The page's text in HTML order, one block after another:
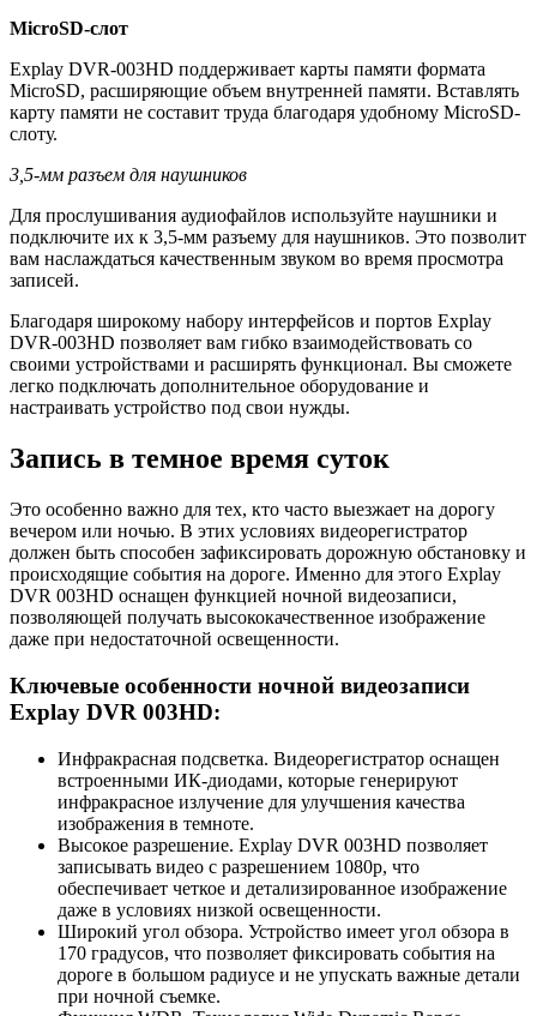
MicroSD-слот
Explay DVR-003HD поддерживает карты памяти формата
MicroSD, расширяющие объем внутренней памяти. Вставлять
карту памяти не составит труда благодаря удобному MicroSD-
слоту.
3,5-мм разъем для наушников
Для прослушивания аудиофайлов используйте наушники и
подключите их к 3,5-мм разъему для наушников. Это позволит
вам наслаждаться качественным звуком во время просмотра
записей.
Благодаря широкому набору интерфейсов и портов Explay
DVR-003HD позволяет вам гибко взаимодействовать со
своими устройствами и расширять функционал. Вы сможете
легко подключать дополнительное оборудование и
настраивать устройство под свои нужды.
Запись в темное время суток
Это особенно важно для тех, кто часто выезжает на дорогу
вечером или ночью. В этих условиях видеорегистратор
должен быть способен зафиксировать дорожную обстановку и
происходящие события на дороге. Именно для этого Explay
DVR 003HD оснащен функцией ночной видеозаписи,
позволяющей получать высококачественное изображение
даже при недостаточной освещенности.
Ключевые особенности ночной видеозаписи
Explay DVR 003HD:
Инфракрасная подсветка. Видеорегистратор оснащен
встроенными ИК-диодами, которые генерируют
инфракрасное излучение для улучшения качества
изображения в темноте.
Высокое разрешение. Explay DVR 003HD позволяет
записывать видео с разрешением 1080p, что
обеспечивает четкое и детализированное изображение
даже в условиях низкой освещенности.
Широкий угол обзора. Устройство имеет угол обзора в
170 градусов, что позволяет фиксировать события на
дороге в большом радиусе и не упускать важные детали
при ночной съемке.